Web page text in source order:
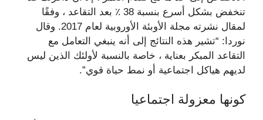
تنخفض بشكل أسرع بنسبة 38 ٪ بعد التقاعد ، وفقًا
لمقال نشرته مجلة الأوبئة الأوروبية لعام 2017. وقال
نوردا: “تشير هذه النتائج إلى أنه ينبغي التعامل مع
التقاعد المبكر بعناية ، خاصة بالنسبة لأولئك الذين ليس
لديهم هياكل اجتماعية أو نمط حياة قوي”.
كونها معزولة اجتماعيا